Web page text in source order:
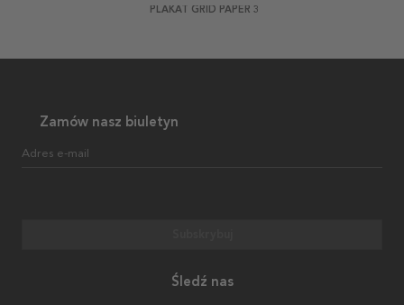
PLAKAT GRID PAPER 3
Zamów nasz biuletyn
Adres e-mail
Śledź nas